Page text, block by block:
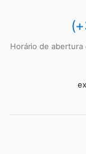
Horário de abertura